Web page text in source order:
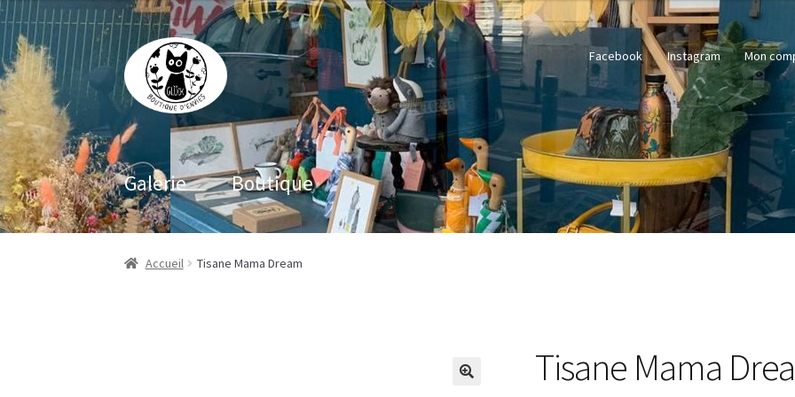
Aller
à
la
navigation
Aller
au
contenu
Facebook Instagram Mon
Galerie Boutique
Accueil Tisane Mama Dream
Tisane Mama